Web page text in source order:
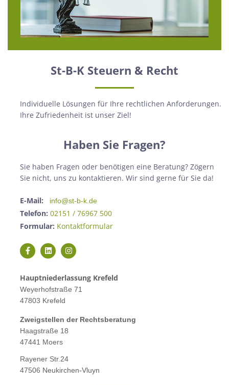
St-B-K Steuern & Recht
Individuelle Lösungen für Ihre rechtlichen Anforderungen.
Ihre Zufriedenheit ist unser Ziel!
Haben Sie Fragen?
Sie haben Fragen oder benötigen eine Beratung? Zögern
Sie nicht, uns zu kontaktieren. Wir sind gerne für Sie da!
E-Mail: info@st-b-k.de
Telefon: 02151 / 76967 500
Formular: Kontaktformular
Hauptniederlassung Krefeld
Weyerhofstraße 71
47803 Krefeld
Zweigstellen der Rechtsberatung
Haagstraße 18
47441 Moers
Rayener Str.24
47506 Neukirchen-Vluyn